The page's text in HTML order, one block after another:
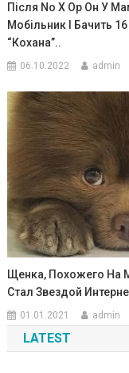
Після No X Oр Он У
Мобільник І Бачить
“Кохана”..
06.10.2022 admin
Щенка, Похожего На
Стал Звездой
01.01.2021 admin
LATEST